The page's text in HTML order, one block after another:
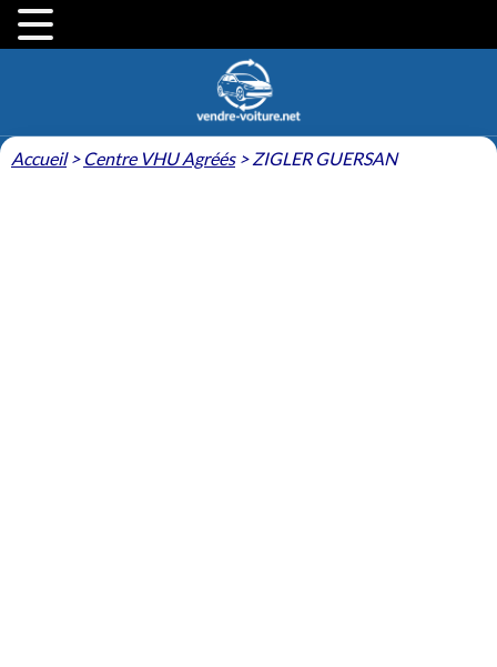
Accueil> Centre VHU Agréés> ZIGLER GUERSAN